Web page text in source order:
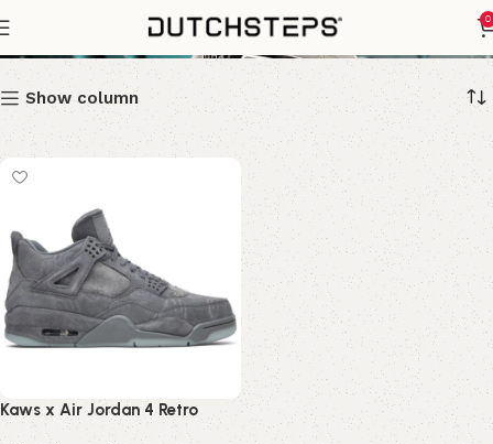
0
Kaws
Show column
Kaws x Air Jordan 4 Retro